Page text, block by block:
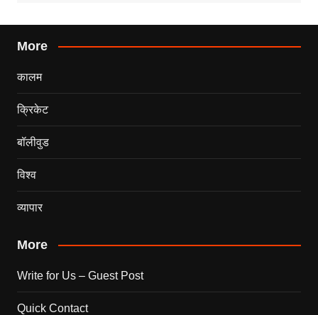
More
कालम
क्रिकेट
बॉलीवुड
विश्व
व्यापार
More
Write for Us – Guest Post
Quick Contact